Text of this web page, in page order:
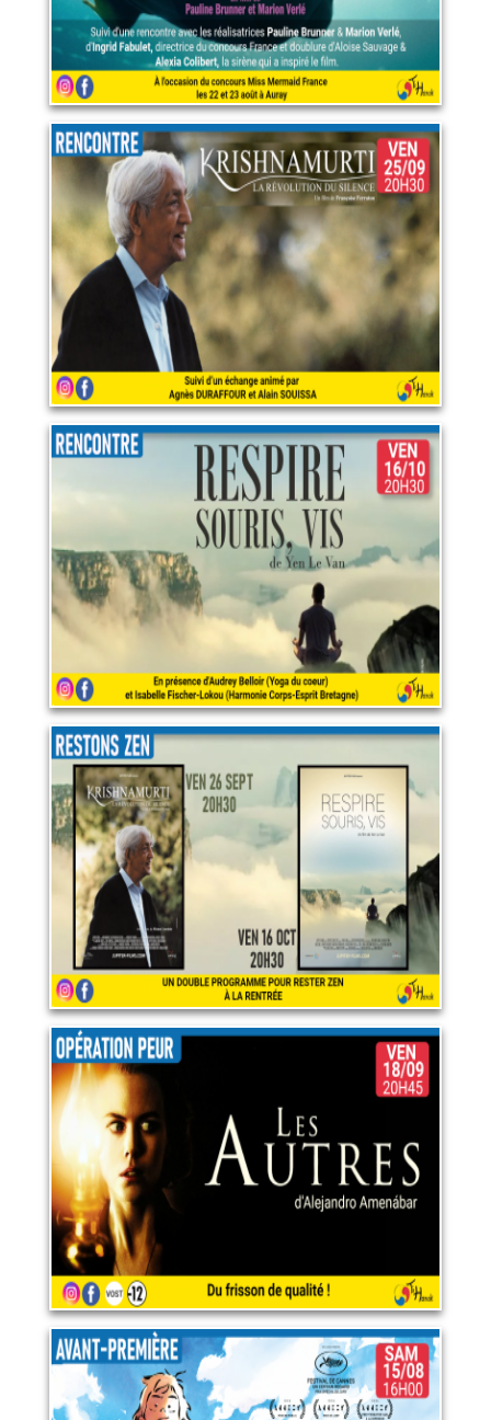
Krishnamurti, la révolution
du silence
25 septembre 2026
LIRE PLUS
Respire, Souris, vis
LIRE PLUS
En cette rentrée, restons zen!
16 octobre 2026
LIRE PLUS
Opération peur : "Les autres"
18 septembre 2026
LIRE PLUS
Le corset
15 août 2026